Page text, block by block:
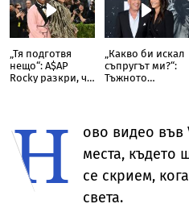
„Тя подготвя
нещо“: A$AP
Rocky разкри, че
„Какво би искал
съпругът ми?“:
Тъжното
Н
ово видео във
места, където
се скрием,
света.